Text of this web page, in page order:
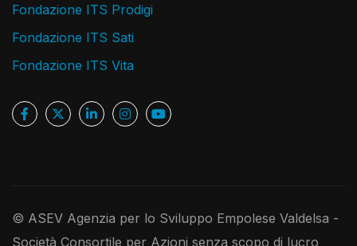
Fondazione ITS Prodigi
Fondazione ITS Sati
Fondazione ITS Vita
© ASEV Agenzia per lo Sviluppo Empolese Valdelsa -
Società Consortile per Azioni senza scopo di lucro